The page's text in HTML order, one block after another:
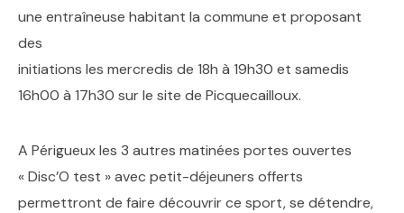
une entraîneuse habitant la commune et proposant
des
initiations les mercredis de 18h à 19h30 et samedis
16h00 à 17h30 sur le site de Picquecailloux.
A Périgueux les 3 autres matinées portes ouvertes
« Disc’O test » avec petit-déjeuners offerts
permettront de faire découvrir ce sport, se détendre,